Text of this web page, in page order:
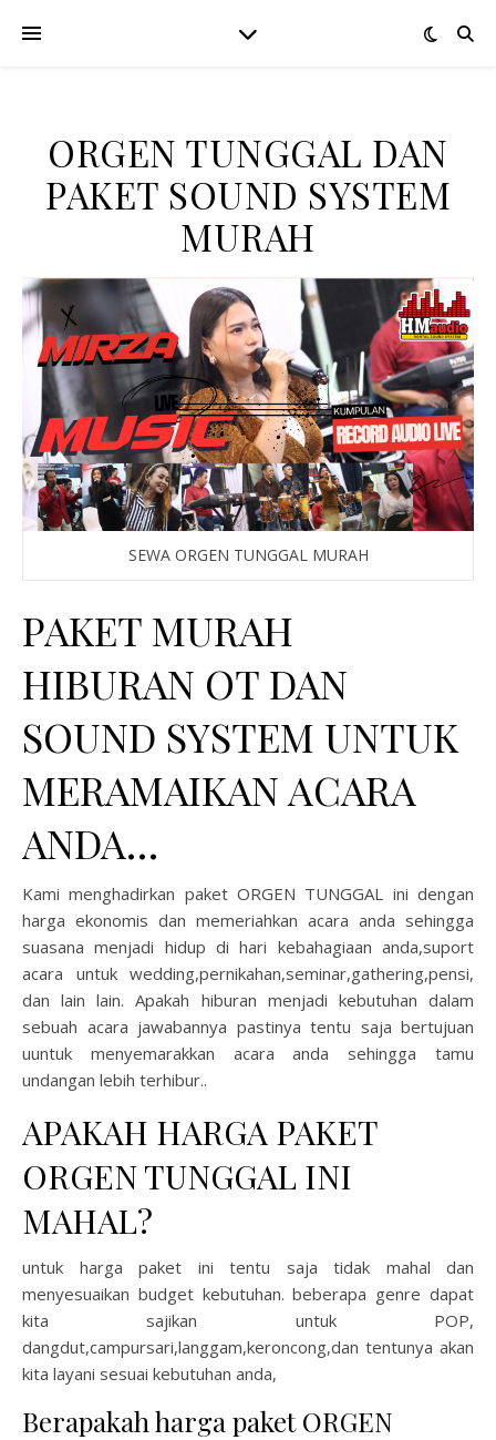
ORGEN TUNGGAL DAN
PAKET SOUND SYSTEM
MURAH
SEWA ORGEN TUNGGAL MURAH
PAKET MURAH
HIBURAN OT DAN
SOUND SYSTEM UNTUK
MERAMAIKAN ACARA
ANDA…
Kami menghadirkan paket ORGEN TUNGGAL ini dengan
harga ekonomis dan memeriahkan acara anda sehingga
suasana menjadi hidup di hari kebahagiaan anda,suport
acara untuk wedding,pernikahan,seminar,gathering,pensi,
dan lain lain. Apakah hiburan menjadi kebutuhan dalam
sebuah acara jawabannya pastinya tentu saja bertujuan
uuntuk menyemarakkan acara anda sehingga tamu
undangan lebih terhibur..
APAKAH HARGA PAKET
ORGEN TUNGGAL INI
MAHAL?
untuk harga paket ini tentu saja tidak mahal dan
menyesuaikan budget kebutuhan. beberapa genre dapat
kita sajikan untuk POP,
dangdut,campursari,langgam,keroncong,dan tentunya akan
kita layani sesuai kebutuhan anda,
Berapakah harga paket ORGEN